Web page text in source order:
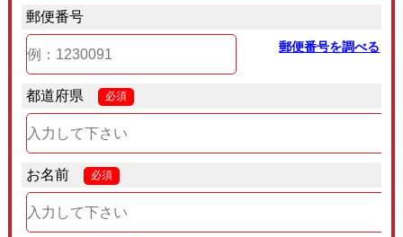
郵便番号
郵便番号を調べる
都道府県 必須
お名前 必須